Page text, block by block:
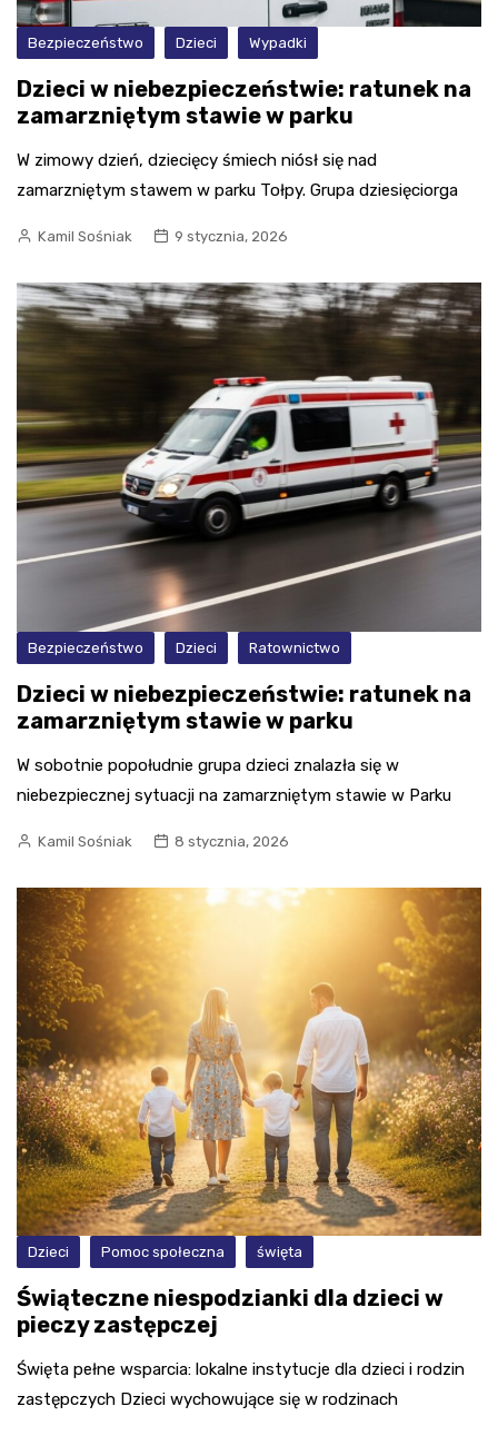
Bezpieczeństwo Dzieci Wypadki
Dzieci w niebezpieczeństwie: ratunek na
zamarzniętym stawie w parku
W zimowy dzień, dziecięcy śmiech niósł się nad
zamarzniętym stawem w parku Tołpy. Grupa dziesięciorga
Kamil Sośniak 9 stycznia, 2026
Bezpieczeństwo Dzieci Ratownictwo
Dzieci w niebezpieczeństwie: ratunek na
zamarzniętym stawie w parku
W sobotnie popołudnie grupa dzieci znalazła się w
niebezpiecznej sytuacji na zamarzniętym stawie w Parku
Kamil Sośniak 8 stycznia, 2026
Dzieci Pomoc społeczna święta
Świąteczne niespodzianki dla dzieci w
pieczy zastępczej
Święta pełne wsparcia: lokalne instytucje dla dzieci i rodzin
zastępczych Dzieci wychowujące się w rodzinach